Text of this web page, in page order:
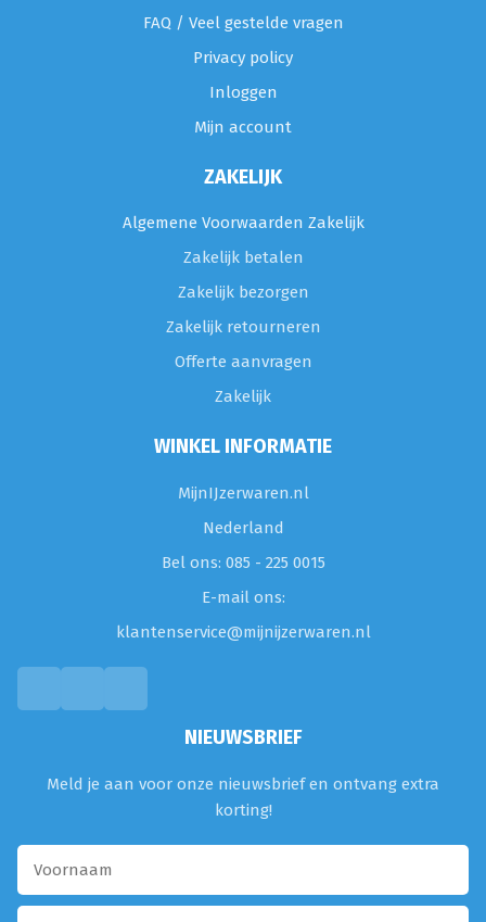
FAQ / Veel gestelde vragen
Privacy policy
Inloggen
Mijn account
ZAKELIJK
Algemene Voorwaarden Zakelijk
Zakelijk betalen
Zakelijk bezorgen
Zakelijk retourneren
Offerte aanvragen
Zakelijk
WINKEL INFORMATIE
MijnIJzerwaren.nl
Nederland
Bel ons: 085 - 225 0015
E-mail ons:
klantenservice@mijnijzerwaren.nl
NIEUWSBRIEF
Meld je aan voor onze nieuwsbrief en ontvang extra
korting!